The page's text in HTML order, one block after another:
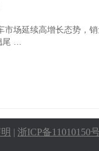
场延续高增长态势，
…
| 浙ICP备11010150